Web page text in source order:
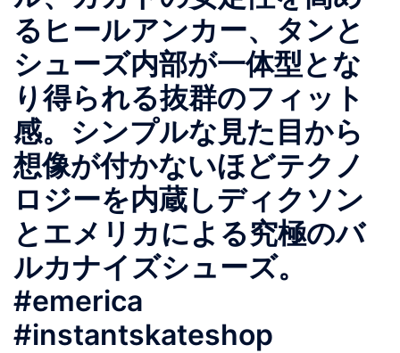
るヒールアンカー、タンと
シューズ内部が一体型とな
り得られる抜群のフィット
感。シンプルな見た目から
想像が付かないほどテクノ
ロジーを内蔵しディクソン
とエメリカによる究極のバ
ルカナイズシューズ。
#emerica
#instantskateshop